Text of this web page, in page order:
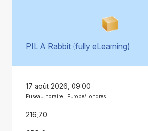
PIL A Rabbit (fully eLearning)
17 août 2026, 09:00
Fuseau horaire : Europe/Londres
216,70